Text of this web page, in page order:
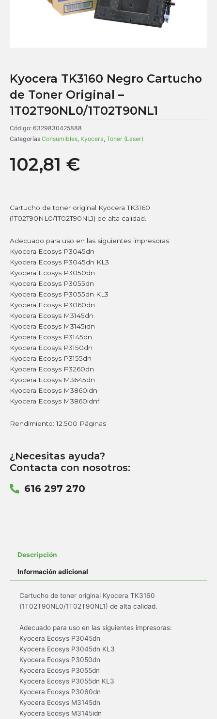
Kyocera TK3160 Negro Cartucho
de Toner Original –
1T02T90NL0/1T02T90NL1
Código: 6329830425888
Categorías Consumibles, Kyocera, Toner (Laser)
102,81 €
Cartucho de toner original Kyocera TK3160
(1T02T90NL0/1T02T90NL1) de alta calidad.
Adecuado para uso en las siguientes impresoras:
Kyocera Ecosys P3045dn
Kyocera Ecosys P3045dn KL3
Kyocera Ecosys P3050dn
Kyocera Ecosys P3055dn
Kyocera Ecosys P3055dn KL3
Kyocera Ecosys P3060dn
Kyocera Ecosys M3145dn
Kyocera Ecosys M3145idn
Kyocera Ecosys P3145dn
Kyocera Ecosys P3150dn
Kyocera Ecosys P3155dn
Kyocera Ecosys P3260dn
Kyocera Ecosys M3645dn
Kyocera Ecosys M3860idn
Kyocera Ecosys M3860idnf
Rendimiento: 12.500 Páginas
¿Necesitas ayuda?
Contacta con nosotros:
616 297 270
Descripción
Información adicional
Cartucho de toner original Kyocera TK3160
(1T02T90NL0/1T02T90NL1) de alta calidad.
Adecuado para uso en las siguientes impresoras:
Kyocera Ecosys P3045dn
Kyocera Ecosys P3045dn KL3
Kyocera Ecosys P3050dn
Kyocera Ecosys P3055dn
Kyocera Ecosys P3055dn KL3
Kyocera Ecosys P3060dn
Kyocera Ecosys M3145dn
Kyocera Ecosys M3145idn